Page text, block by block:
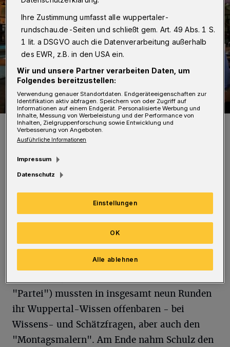
Die Protagonisten: Rundschau-Geschäftsführer Lutz Rensch, die
Rundschau-Redakteure Stefan Seitz und Roderich Trapp, Björn
"Hose" Werner (Die Partei), Gunhild Böth (Linke), Marc Schulz
Die insgesamt sechs Kandidatinnen und
Kandidaten (hinzu kamen noch Andreas
Mucke von der SPD, Beate Petersen von der
"Partei") mussten in insgesamt neun Runden
ihr Wuppertal-Wissen offenbaren - bei
Wissens- und Schätzfragen, aber auch den
"Montagsmalern". Am Ende nahm Schulz den
Ihre Zustimmung umfasst alle wuppertaler-
rundschau.de-Seiten und schließt gem. Art. 49 Abs. 1 S.
1 lit. a DSGVO auch die Datenverarbeitung außerhalb
des EWR, z.B. in den USA ein.
Wir und unsere Partner verarbeiten Daten, um
Folgendes bereitzustellen:
Verwendung genauer Standortdaten. Endgeräteeigenschaften zur
Identifikation aktiv abfragen. Speichern von oder Zugriff auf
Informationen auf einem Endgerät. Personalisierte Werbung und
Inhalte, Messung von Werbeleistung und der Performance von
Inhalten, Zielgruppenforschung sowie Entwicklung und
Verbesserung von Angeboten.
Ausführliche Informationen
Impressum
Datenschutz
Einstellungen
Alle ablehnen
OK